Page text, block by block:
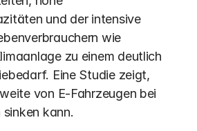
und der intensive
wie
zu einem deutlich
Eine Studie zeigt,
von E-Fahrzeugen bei
sinken kann.